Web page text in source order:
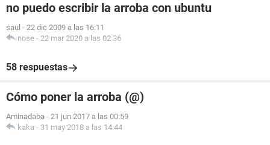
no puedo escribir la arroba con ubuntu
saul - 22 dic 2009 a las 16:11
nose - 22 mar 2020 a las 02:36
58 respuestas
Cómo poner la arroba (@)
Aminadaba - 21 jun 2017 a las 00:59
kaka - 31 may 2018 a las 14:44